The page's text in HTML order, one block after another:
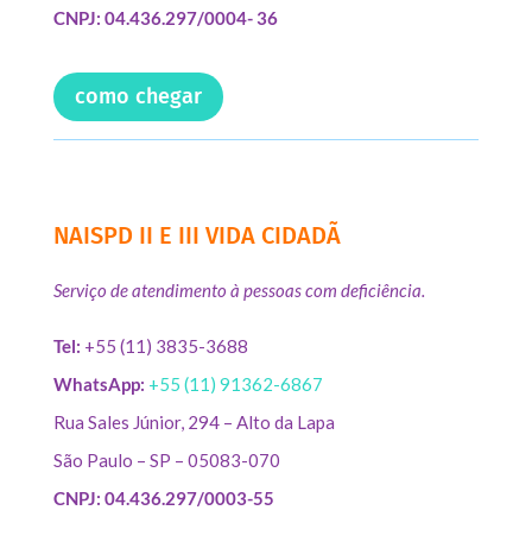
CNPJ: 04.436.297/0004- 36
como chegar
NAISPD II E III VIDA CIDADÃ
Serviço de atendimento à pessoas com deficiência.
Tel: +55 (11) 3835-3688
WhatsApp: +55 (11) 91362-6867
Rua Sales Júnior, 294 – Alto da Lapa
São Paulo – SP – 05083-070
CNPJ: 04.436.297/0003-55